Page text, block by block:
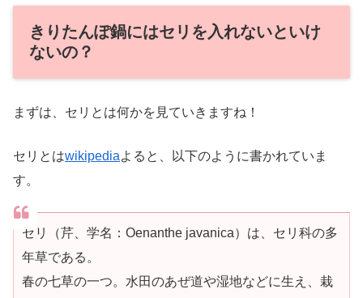
きりたんぽ鍋にはセリを入れないといけ
ないの？
まずは、セリとは何かを見ていきますね！
セリとはwikipediaよると、以下のように書かれていま
す。
セリ（芹、学名：Oenanthe javanica）は、セリ科の多
年草である。
春の七草の一つ。水田のあぜ道や湿地などに生え、栽